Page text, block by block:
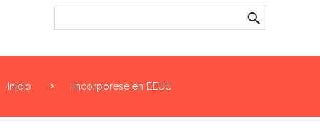
Inicio Incorpórese en EEUU